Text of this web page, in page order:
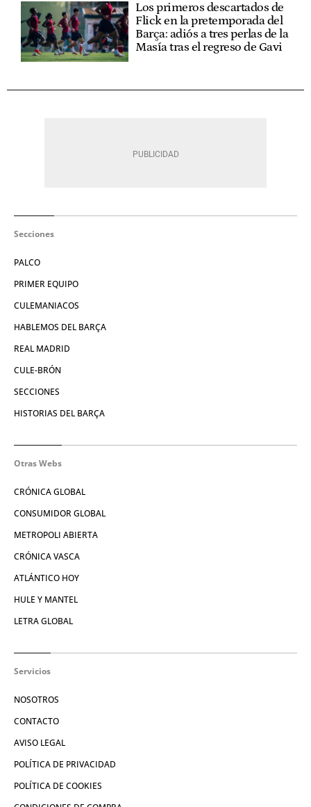
Los primeros descartados de
Flick en la pretemporada del
Barça: adiós a tres perlas de la
Masía tras el regreso de Gavi
Secciones
PALCO
PRIMER EQUIPO
CULEMANIACOS
HABLEMOS DEL BARÇA
REAL MADRID
CULE-BRÓN
SECCIONES
HISTORIAS DEL BARÇA
Otras Webs
CRÓNICA GLOBAL
CONSUMIDOR GLOBAL
METROPOLI ABIERTA
CRÓNICA VASCA
ATLÁNTICO HOY
HULE Y MANTEL
LETRA GLOBAL
Servicios
NOSOTROS
CONTACTO
AVISO LEGAL
POLÍTICA DE PRIVACIDAD
POLÍTICA DE COOKIES